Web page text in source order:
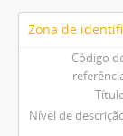
Zona de
Código
Nível de